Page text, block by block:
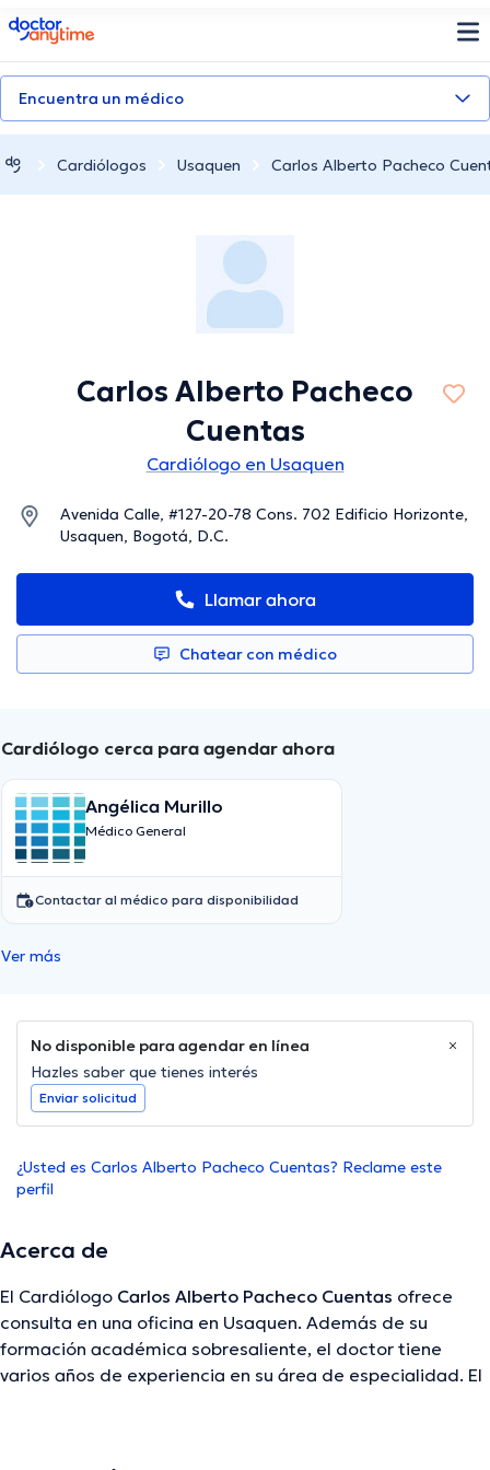
doctoranytime
Encuentra un médico
Cardiólogos Usaquen Carlos Alberto Pacheco
Carlos Alberto Pacheco
Cuentas
Cardiólogo en Usaquen
Avenida Calle, #127-20-78 Cons. 702 Edificio Horizonte,
Usaquen, Bogotá, D.C.
Llamar ahora
Chatear con médico
Cardiólogo cerca para agendar ahora
Angélica Murillo
Médico General
Contactar al médico para disponibilidad
Ver más
No disponible para agendar en línea
Hazles saber que tienes interés
Enviar solicitud
¿Usted es Carlos Alberto Pacheco Cuentas? Reclame este
perfil
Acerca de
El Cardiólogo Carlos Alberto Pacheco Cuentas ofrece
consulta en una oficina en Usaquen. Además de su
formación académica sobresaliente, el doctor tiene
varios años de experiencia en su área de especialidad. El